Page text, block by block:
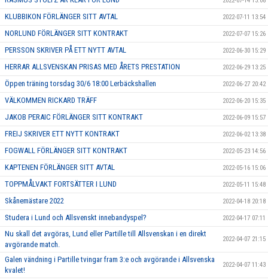
KLUBBIKON FÖRLÄNGER SITT AVTAL 2022-07-11 13:54
NORLUND FÖRLÄNGER SITT KONTRAKT 2022-07-07 15:26
PERSSON SKRIVER PÅ ETT NYTT AVTAL 2022-06-30 15:29
HERRAR ALLSVENSKAN PRISAS MED ÅRETS PRESTATION 2022-06-29 13:25
Öppen träning torsdag 30/6 18:00 Lerbäckshallen 2022-06-27 20:42
VÄLKOMMEN RICKARD TRÄFF 2022-06-20 15:35
JAKOB PERAIC FÖRLÄNGER SITT KONTRAKT 2022-06-09 15:57
FREIJ SKRIVER ETT NYTT KONTRAKT 2022-06-02 13:38
FOGWALL FÖRLÄNGER SITT KONTRAKT 2022-05-23 14:56
KAPTENEN FÖRLÄNGER SITT AVTAL 2022-05-16 15:06
TOPPMÅLVAKT FORTSÄTTER I LUND 2022-05-11 15:48
Skånemästare 2022 2022-04-18 20:18
Studera i Lund och Allsvenskt innebandyspel? 2022-04-17 07:11
Nu skall det avgöras, Lund eller Partille till Allsvenskan i en direkt
avgörande match.
2022-04-07 21:15
Galen vändning i Partille tvingar fram 3:e och avgörande i Allsvenska
kvalet!
2022-04-07 11:43